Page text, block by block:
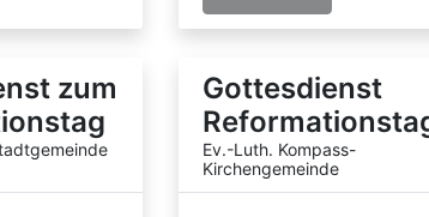
zum
Gottesdienst
Ev.-Luth. Kompass-
Kirchengemeinde